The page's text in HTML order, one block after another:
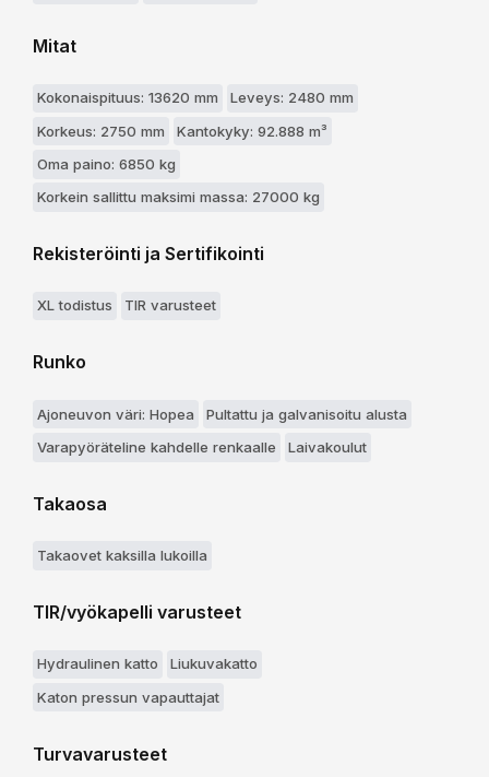
Mitat
Kokonaispituus: 13620 mm
Leveys: 2480 mm
Korkeus: 2750 mm
Kantokyky: 92.888 m³
Oma paino: 6850 kg
Korkein sallittu maksimi massa: 27000 kg
Rekisteröinti ja Sertifikointi
XL todistus TIR varusteet
Runko
Ajoneuvon väri: Hopea
Pultattu ja galvanisoitu alusta
Varapyöräteline kahdelle renkaalle
Laivakoulut
Takaosa
Takaovet kaksilla lukoilla
TIR/vyökapelli varusteet
Hydraulinen katto
Liukuvakatto
Katon pressun vapauttajat
Turvavarusteet